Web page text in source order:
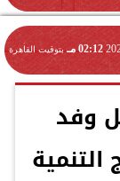
02:12 مـ بتوقيت القاهرة
وفد